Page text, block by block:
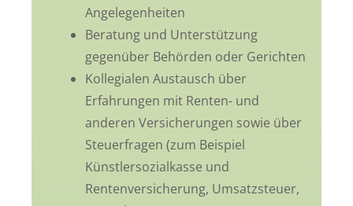
Angelegenheiten
Beratung und Unterstützung
gegenüber Behörden oder Gerichten
Kollegialen Austausch über
Erfahrungen mit Renten- und
anderen Versicherungen sowie über
Steuerfragen (zum Beispiel
Künstlersozialkasse und
Rentenversicherung, Umsatzsteuer,